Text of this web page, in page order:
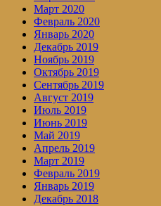
Март 2020
Февраль 2020
Январь 2020
Декабрь 2019
Ноябрь 2019
Октябрь 2019
Сентябрь 2019
Август 2019
Июль 2019
Июнь 2019
Май 2019
Апрель 2019
Март 2019
Февраль 2019
Январь 2019
Декабрь 2018